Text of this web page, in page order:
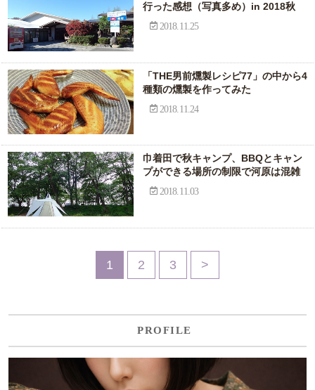
行った感想（写真多め）in 2018秋
2018.11.25
「THE男前燻製レシピ77」の中から4
種類の燻製を作ってみた
2018.11.24
巾着田で秋キャンプ、BBQとキャン
プができる場所の制限で河原は混雑
2018.11.03
1 2 3 >
PROFILE